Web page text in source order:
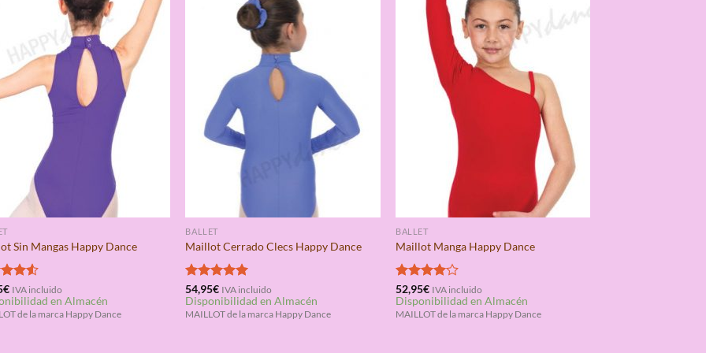
Sin Mangas Happy Dance
4.50
€ IVA incluido
en Almacén
de la marca Happy Dance
BALLET
Maillot Cerrado Clecs Happy Dance
Valorado
con5.00
de 5
54,95€ IVA incluido
Disponibilidad en Almacén
MAILLOT de la marca Happy Dance
BALLET
Maillot Manga Happy Dance
Valorado
con4.00
de 5
52,95€ IVA incluido
Disponibilidad en Almacén
MAILLOT de la marca Happy Dance